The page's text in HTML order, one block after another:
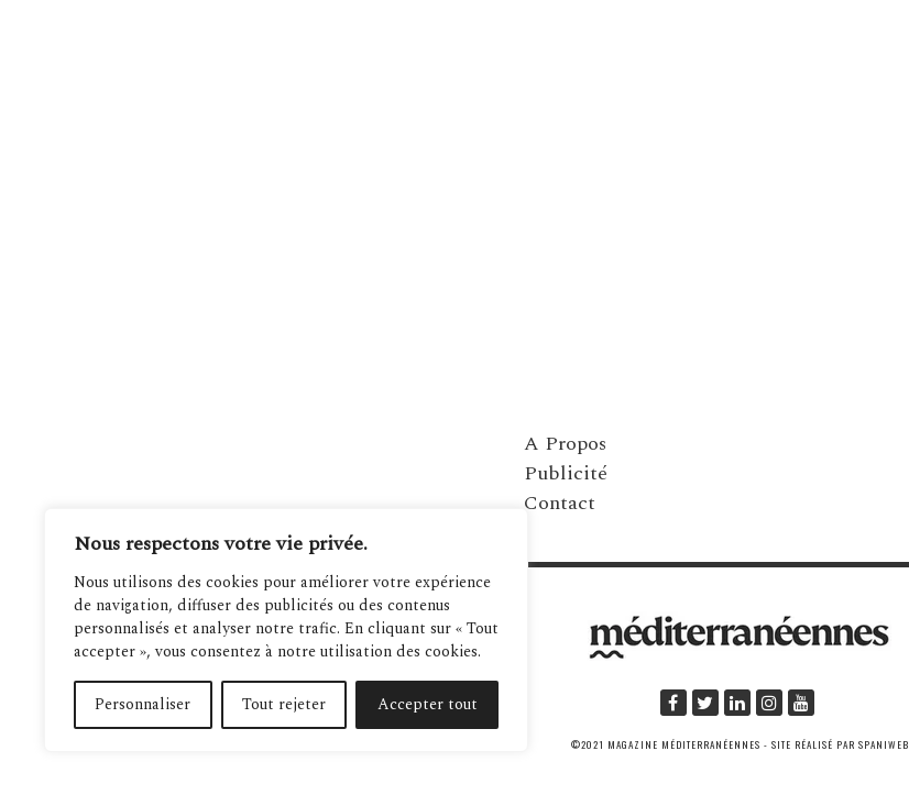
Nous respectons votre vie privée.
Nous utilisons des cookies pour améliorer votre expérience
de navigation, diffuser des publicités ou des contenus
personnalisés et analyser notre trafic. En cliquant sur « Tout
accepter », vous consentez à notre utilisation des cookies.
Personnaliser Tout rejeter Accepter tout
A Propos
Publicité
Contact
©2021 MAGAZINE MÉDITERRANÉENNES - SITE RÉALISÉ PAR SPANIWEB